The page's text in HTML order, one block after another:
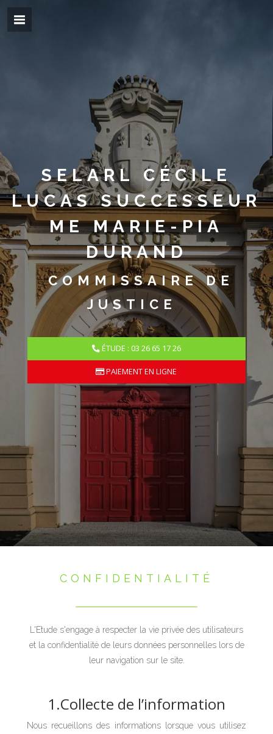
SELARL CÉCILE
LUCAS SUCCESSEUR
ME MARIE-PIA
DURAND
COMMISSAIRE DE
JUSTICE
ÉTUDE : 03 26 65 17 26
PAIEMENT EN LIGNE
CONFIDENTIALITÉ
L'Etude s'engage à respecter la vie privée des utilisateurs
et la confidentialité de leurs données personnelles lors de
leur navigation sur le site.
1.Collecte de l’information
Nous recueillons des informations lorsque vous utilisez